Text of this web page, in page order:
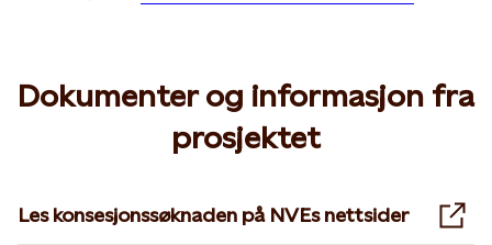
Dokumenter og informasjon fra
prosjektet
Les konsesjonssøknaden på NVEs nettsider